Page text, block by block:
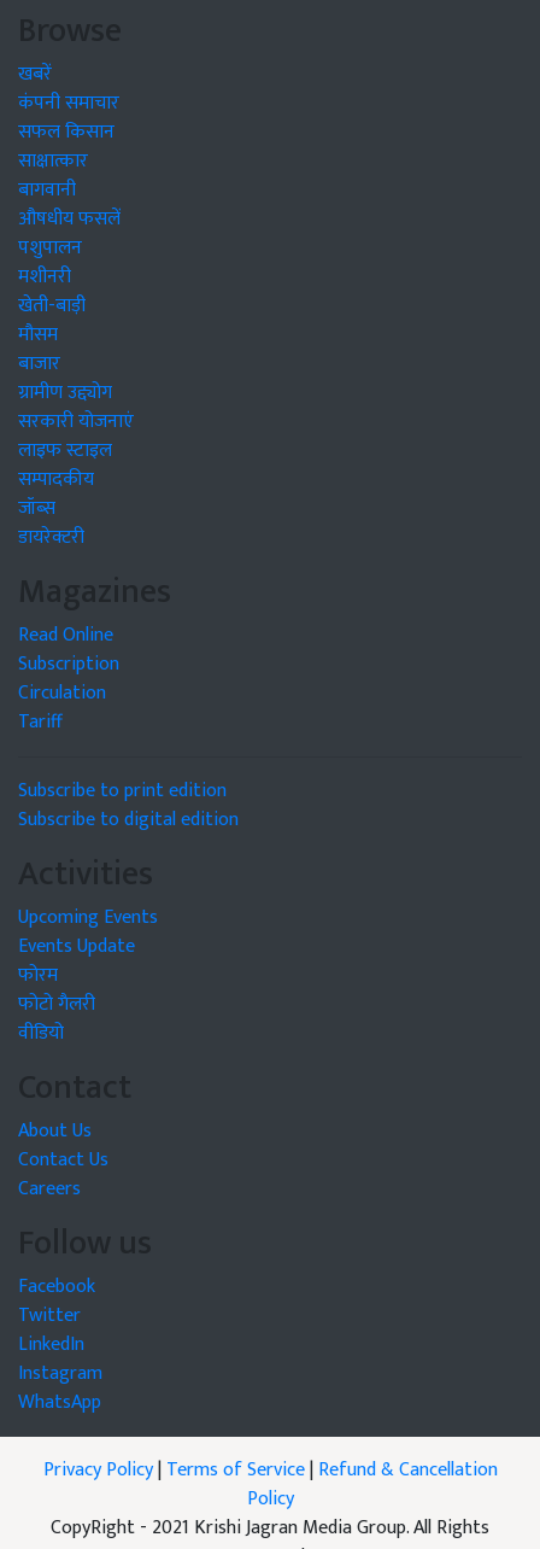
Browse
खबरें
कंपनी समाचार
सफल किसान
साक्षात्कार
बागवानी
औषधीय फसलें
पशुपालन
मशीनरी
खेती-बाड़ी
मौसम
बाजार
ग्रामीण उद्द्योग
सरकारी योजनाएं
लाइफ स्टाइल
सम्पादकीय
जॉब्स
डायरेक्टरी
Magazines
Read Online
Subscription
Circulation
Tariff
Subscribe to print edition
Subscribe to digital edition
Activities
Upcoming Events
Events Update
फोरम
फोटो गैलरी
वीडियो
Contact
About Us
Contact Us
Careers
Follow us
Facebook
Twitter
LinkedIn
Instagram
WhatsApp
Privacy Policy|Terms of Service|Refund & Cancellation
Policy
CopyRight - 2021 Krishi Jagran Media Group. All Rights